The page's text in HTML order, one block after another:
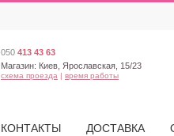
050 413 43 63
Магазин: Киев, Ярославская, 15/23
схема проезда | время работы
КОНТАКТЫ ДОСТАВКА